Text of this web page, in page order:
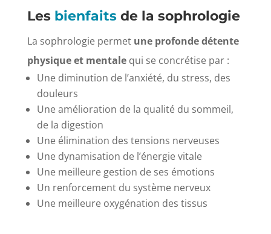
Les bienfaitsde la sophrologie
La sophrologie permetune profonde détente
physique et mentale qui se concrétise par :
Une diminution de l’anxiété, du stress, des
douleurs
Une amélioration de la qualité du sommeil,
de la digestion
Une élimination des tensions nerveuses
Une dynamisation de l’énergie vitale
Une meilleure gestion de ses émotions
Un renforcement du système nerveux
Une meilleure oxygénation des tissus